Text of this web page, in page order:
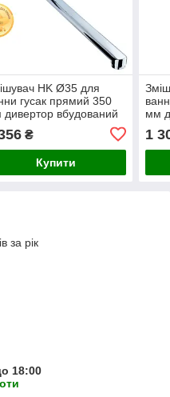
HK Ø35 для
гусак прямий 350
вбудований
AQUATICA
2C230C (9732220)
₴
Купити
мм
NK-
1
за рік
18:00